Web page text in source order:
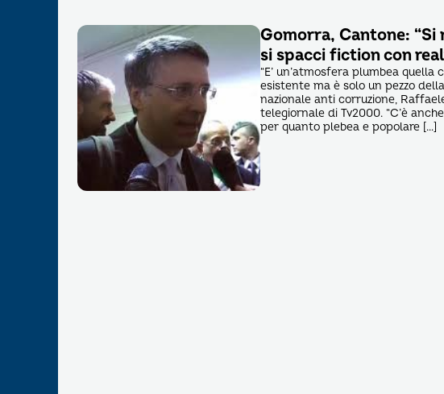
Gomorra, Cantone:
si spacci fiction con
“E’ un’atmosfera plumbea
esistente ma è solo un pezzo
nazionale anti corruzione,
telegiornale di Tv2000. “C’è
per quanto plebea e popolare […]